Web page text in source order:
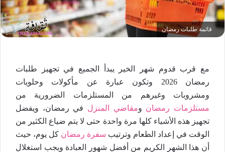
قائمة طلبات رمضان
مع قرب قدوم شهر الخير يبدأ الجميع في تجهيز طلبات
رمضان 2026 وتكون عبارة عن مأكولات وحلويات
ومشروبات وغيرهم من المستلزمات الضرورية من
مستلزمات رمضان ومقاضي المنزل في رمضان، ويفضل
تجهيز هذه الأشياء كلها مرة واحدة حتى لا يتم ضياع الكثير من
الوقت في إعداد الطعام وترتيب سفرة رمضان كل يوم، حيث
أن هذا الشهر الكريم من أفضل شهور العبادة ويجب استغلال